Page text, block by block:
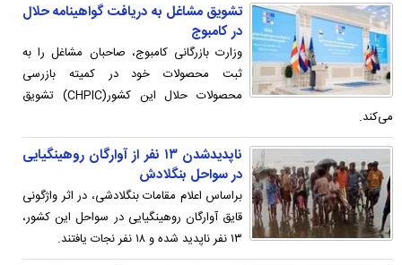
تشویق مشاغل به دریافت گواهینامه حلال
در کامبوج
وزارت بازرگانی کامبوج، صاحبان مشاغل را به
ثبت محصولات خود در کمیته بازرسی
محصولات حلال این کشور(CHPIC) تشویق
می‌کند.
ناپدیدشدن ۱۳ نفر از آوارگان روهینگیایی
در سواحل بنگلادش
براساس اعلام مقامات بنگلادشی، در اثر واژگونی
قایق آوارگان روهینگیایی در سواحل این کشور،
۱۳ نفر ناپدید شده و ۱۸ نفر نجات یافتند.